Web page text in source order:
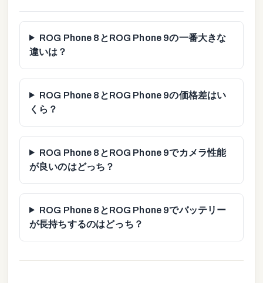
ROG Phone 8とROG Phone 9の一番大きな
違いは？
ROG Phone 8とROG Phone 9の価格差はい
くら？
ROG Phone 8とROG Phone 9でカメラ性能
が良いのはどっち？
ROG Phone 8とROG Phone 9でバッテリー
が長持ちするのはどっち？